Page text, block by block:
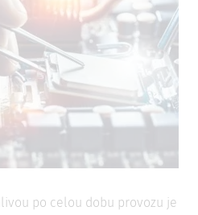
po celou dobu provozu je